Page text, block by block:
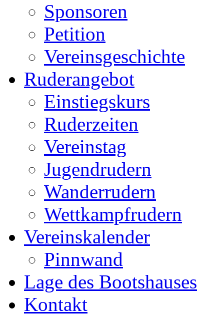
Sponsoren
Petition
Vereinsgeschichte
Ruderangebot
Einstiegskurs
Ruderzeiten
Vereinstag
Jugendrudern
Wanderrudern
Wettkampfrudern
Vereinskalender
Pinnwand
Lage des Bootshauses
Kontakt